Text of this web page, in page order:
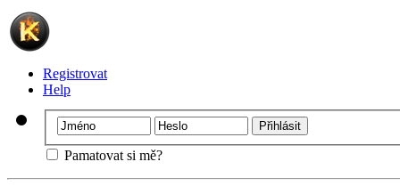
Registrovat
Help
Pamatovat si mě?